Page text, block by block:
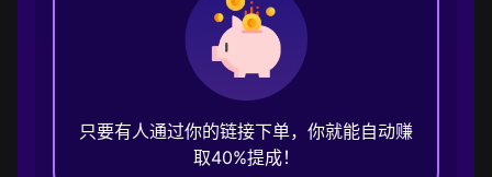
只要有人通过你的链接下单，你就能自动赚
取40%提成！